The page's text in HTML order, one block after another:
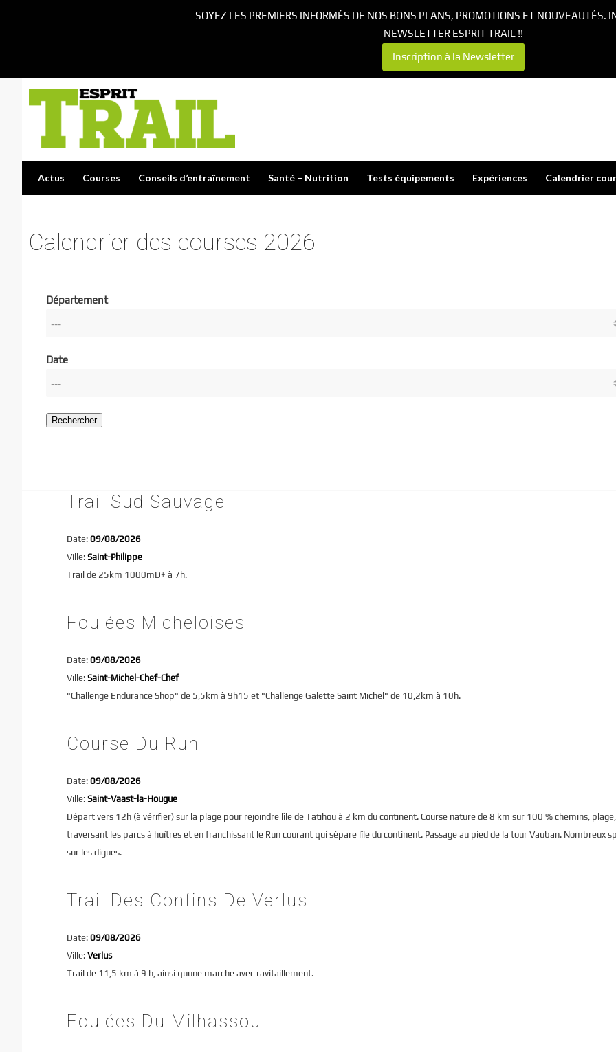
Actus Courses Conseils d’entraînement Santé – Nutrition Tests équipements Expériences Calendrier
Calendrier des courses 2026
Département
Date
Rechercher
Trail Sud Sauvage
Date: 09/08/2026
Ville: Saint-Philippe
Trail de 25km 1000mD+ à 7h.
Foulées Micheloises
Date: 09/08/2026
Ville: Saint-Michel-Chef-Chef
"Challenge Endurance Shop" de 5,5km à 9h15 et "Challenge Galette Saint Michel" de 10,2km à 10h.
Course Du Run
Date: 09/08/2026
Ville: Saint-Vaast-la-Hougue
Départ vers 12h (à vérifier) sur la plage pour rejoindre lîle de Tatihou à 2 km du continent. Course nature de 8 km sur 100 % chemins,
traversant les parcs à huîtres et en franchissant le Run courant qui sépare lîle du continent. Passage au pied de la tour Vauban. Nombreux
sur les digues.
Trail Des Confins De Verlus
Date: 09/08/2026
Ville: Verlus
Trail de 11,5 km à 9 h, ainsi quune marche avec ravitaillement.
Foulées Du Milhassou
SOYEZ LES PREMIERS INFORMÉS DE NOS BONS PLANS, PROMOTIONS ET NOUVEAUTÉS.
NEWSLETTER ESPRIT TRAIL !!
Inscription à la Newsletter